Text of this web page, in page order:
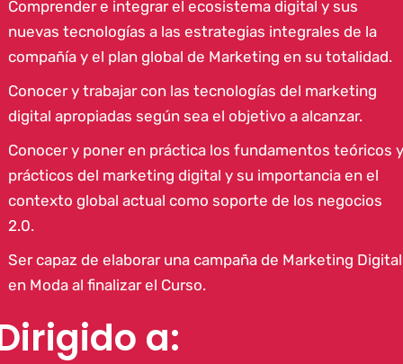
Comprender e integrar el ecosistema digital y sus
nuevas tecnologías a las estrategias integrales de la
compañía y el plan global de Marketing en su totalidad.
Conocer y trabajar con las tecnologías del marketing
digital apropiadas según sea el objetivo a alcanzar.
Conocer y poner en práctica los fundamentos teóricos y
prácticos del marketing digital y su importancia en el
contexto global actual como soporte de los negocios
2.0.
Ser capaz de elaborar una campaña de Marketing Digital
en Moda al finalizar el Curso.
a: